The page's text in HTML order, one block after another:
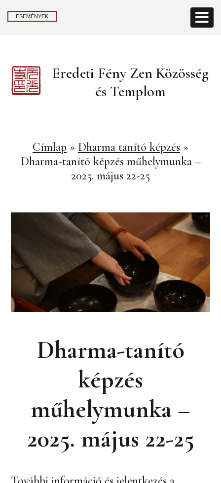
ESEMÉNYEK
Eredeti Fény Zen Közösség
és Templom
Címlap » Dharma tanító képzés »
Dharma-tanító képzés műhelymunka –
2025. május 22-25
Dharma-tanító
képzés
műhelymunka –
2025. május 22-25